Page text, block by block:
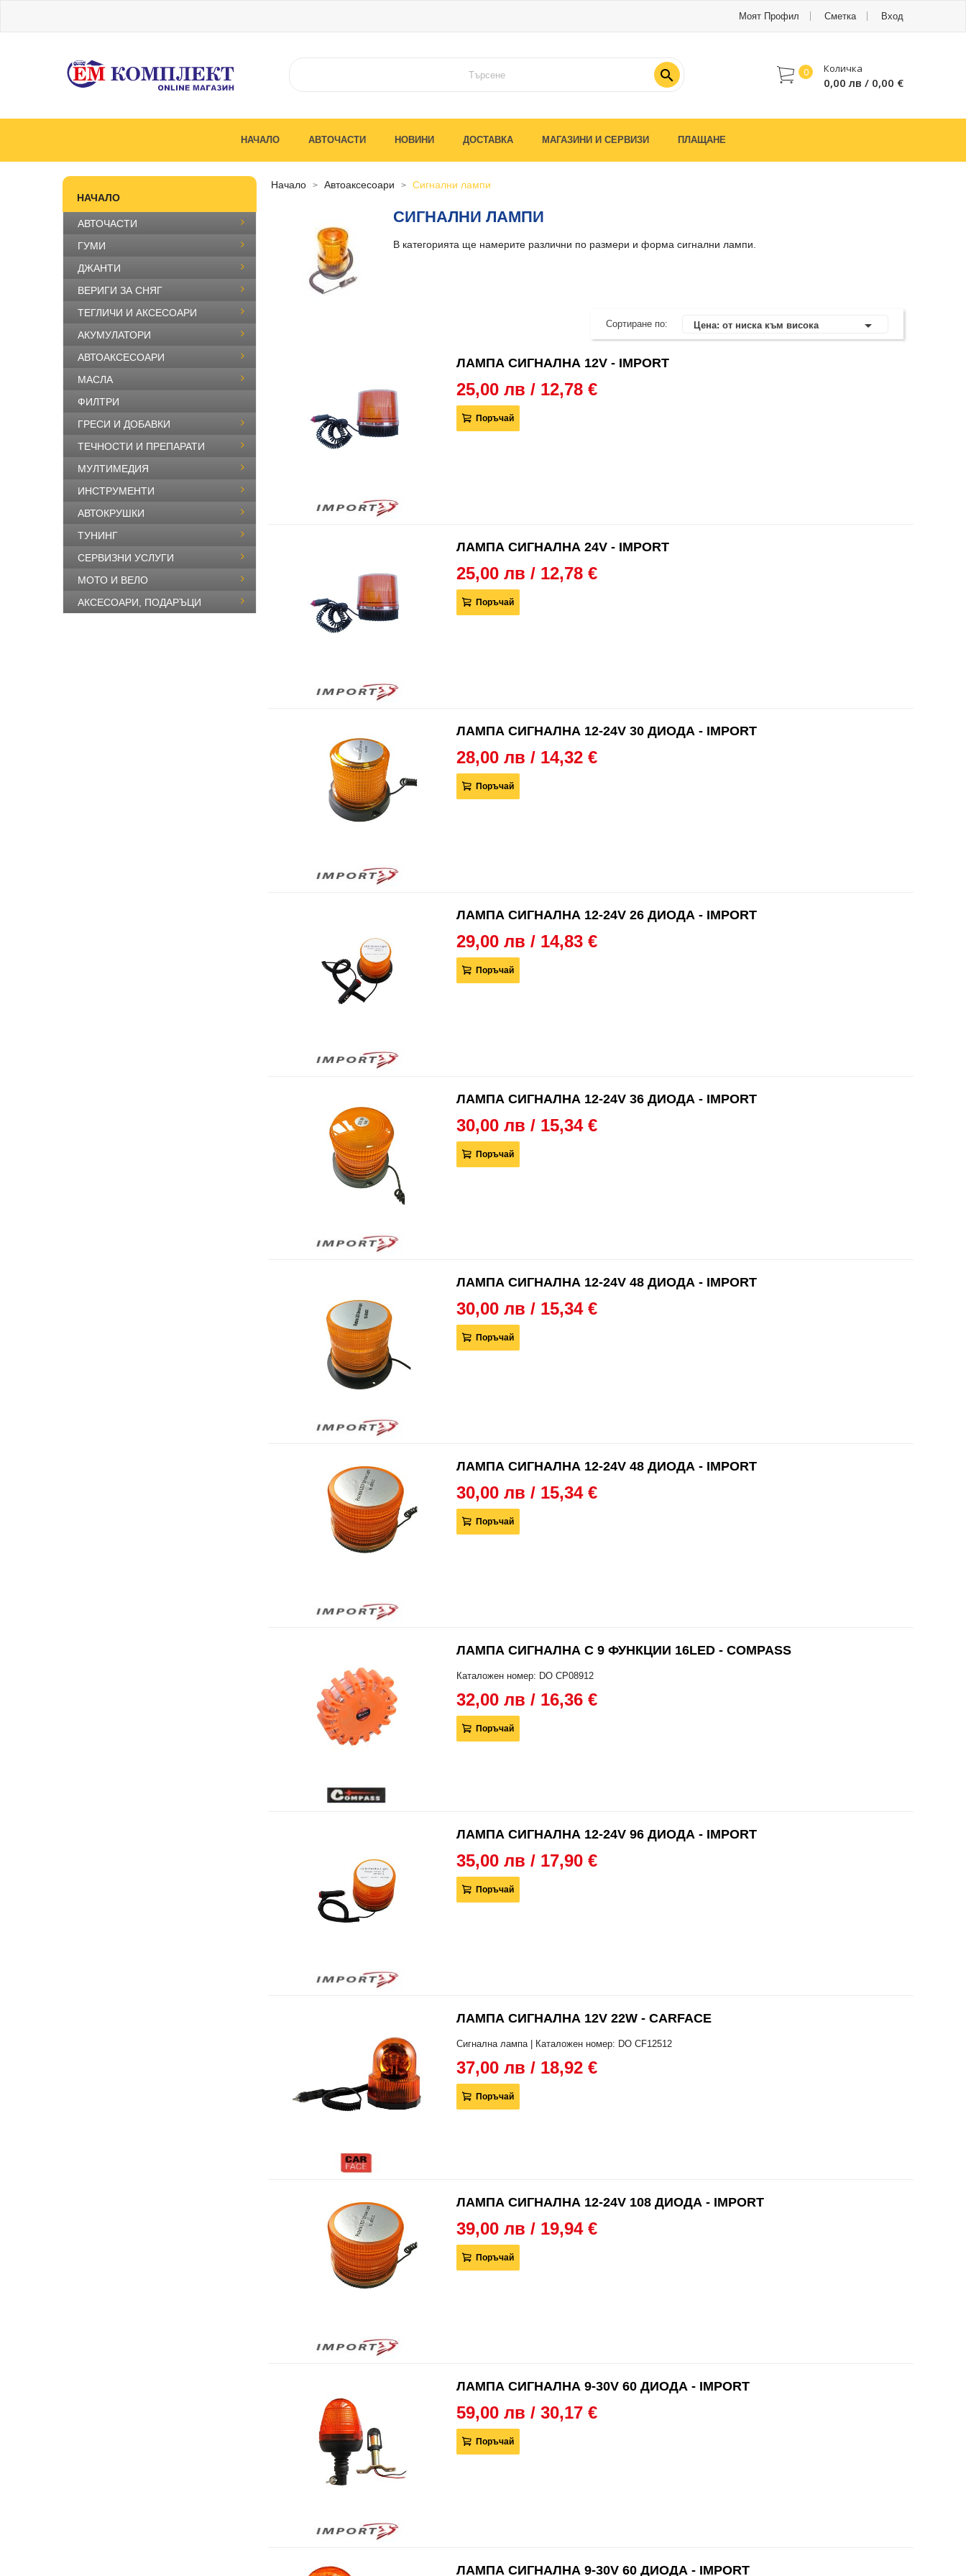
Моят Профил Сметка Вход
Количка
0
0,00 лв / 0,00 €

НАЧАЛО АВТОЧАСТИ НОВИНИ ДОСТАВКА МАГАЗИНИ И СЕРВИЗИ ПЛАЩАНЕ
НАЧАЛО
АВТОЧАСТИ
ГУМИ
ДЖАНТИ
ВЕРИГИ ЗА СНЯГ
ТЕГЛИЧИ И АКСЕСОАРИ
АКУМУЛАТОРИ
АВТОАКСЕСОАРИ
МАСЛА
ФИЛТРИ
ГРЕСИ И ДОБАВКИ
ТЕЧНОСТИ И ПРЕПАРАТИ
МУЛТИМЕДИЯ
ИНСТРУМЕНТИ
АВТОКРУШКИ
ТУНИНГ
СЕРВИЗНИ УСЛУГИ
МОТО И ВЕЛО
АКСЕСОАРИ, ПОДАРЪЦИ
начало автоаксесоари сигнални лампи
СИГНАЛНИ ЛАМПИ
В категорията ще намерите различни по размери и форма сигнални лампи.
Сортиране по: Цена: от ниска към висока 
ЛАМПА СИГНАЛНА 12V - IMPORT
25,00 лв / 12,78 €
Поръчай
ЛАМПА СИГНАЛНА 24V - IMPORT
25,00 лв / 12,78 €
Поръчай
ЛАМПА СИГНАЛНА 12-24V 30 ДИОДА - IMPORT
28,00 лв / 14,32 €
Поръчай
ЛАМПА СИГНАЛНА 12-24V 26 ДИОДА - IMPORT
29,00 лв / 14,83 €
Поръчай
ЛАМПА СИГНАЛНА 12-24V 36 ДИОДА - IMPORT
30,00 лв / 15,34 €
Поръчай
ЛАМПА СИГНАЛНА 12-24V 48 ДИОДА - IMPORT
30,00 лв / 15,34 €
Поръчай
ЛАМПА СИГНАЛНА 12-24V 48 ДИОДА - IMPORT
30,00 лв / 15,34 €
Поръчай
ЛАМПА СИГНАЛНА С 9 ФУНКЦИИ 16LED - COMPASS
Каталожен номер: DO CP08912
32,00 лв / 16,36 €
Поръчай
ЛАМПА СИГНАЛНА 12-24V 96 ДИОДА - IMPORT
35,00 лв / 17,90 €
Поръчай
ЛАМПА СИГНАЛНА 12V 22W - CARFACE
Сигнална лампа | Каталожен номер: DO CF12512
37,00 лв / 18,92 €
Поръчай
ЛАМПА СИГНАЛНА 12-24V 108 ДИОДА - IMPORT
39,00 лв / 19,94 €
Поръчай
ЛАМПА СИГНАЛНА 9-30V 60 ДИОДА - IMPORT
59,00 лв / 30,17 €
Поръчай
ЛАМПА СИГНАЛНА 9-30V 60 ДИОДА - IMPORT